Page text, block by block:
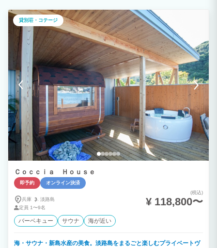
貸別荘・コテージ
Ｃｏｃｃｉａ Ｈｏｕｓｅ
即予約 オンライン決済
兵庫
淡路島
定員 1〜9名
(税込)
¥ 118,800〜
バーベキュー サウナ 海が近い
海・サウナ・新島水産の美食。淡路島をまるごと楽しむプライベートヴ